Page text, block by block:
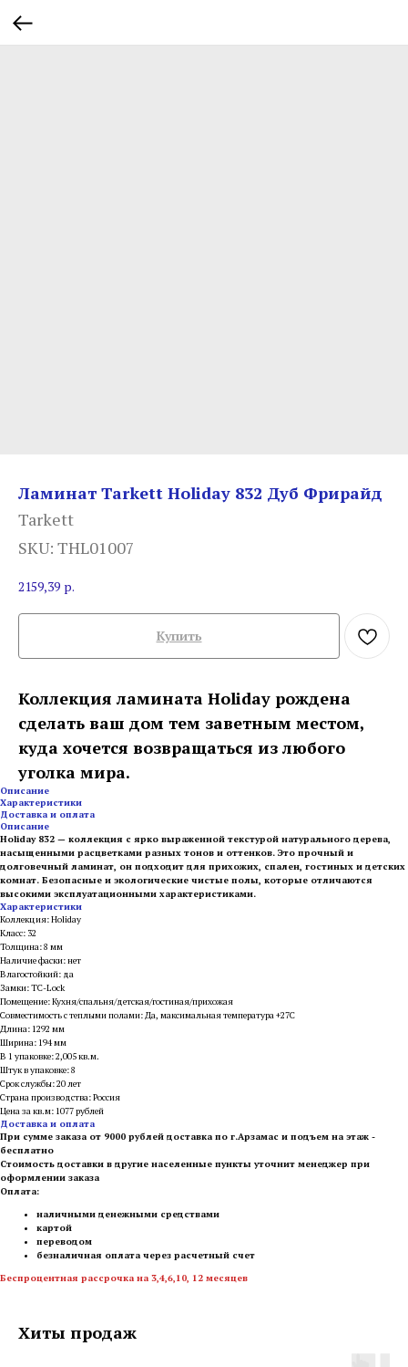
Ламинат Tarkett Holiday 832 Дуб Фрирайд
Tarkett
SKU: THL01007
2159,39 р.
Купить
Коллекция ламината Holiday рождена
сделать ваш дом тем заветным местом,
куда хочется возвращаться из любого
уголка мира.
Описание
Характеристики
Доставка и оплата
Описание
Holiday 832 — коллекция с ярко выраженной текстурой натурального дерева,
насыщенными расцветками разных тонов и оттенков. Это прочный и
долговечный ламинат, он подходит для прихожих, спален, гостиных и детских
комнат. Безопасные и экологические чистые полы, которые отличаются
высокими эксплуатационными характеристиками.
Характеристики
Коллекция: Holiday
Класс: 32
Толщина: 8 мм
Наличие фаски: нет
Влагостойкий: да
Замки: TC-Lock
Помещение: Кухня/спальня/детская/гостиная/прихожая
Совместимость с теплыми полами: Да, максимальная температура +27С
Длина: 1292 мм
Ширина: 194 мм
В 1 упаковке: 2,005 кв.м.
Штук в упаковке: 8
Срок службы: 20 лет
Страна производства: Россия
Цена за кв.м: 1077 рублей
Доставка и оплата
При сумме заказа от 9000 рублей доставка по г.Арзамас и подъем на этаж -
бесплатно
Стоимость доставки в другие населенные пункты уточнит менеджер при
оформлении заказа
Оплата:
наличными денежными средствами
картой
переводом
безналичная оплата через расчетный счет
Беспроцентная рассрочка на 3,4,6,10, 12 месяцев
Хиты продаж